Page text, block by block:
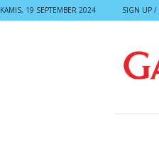
KAMIS, 19 SEPTEMBER 2024 SIGN UP /